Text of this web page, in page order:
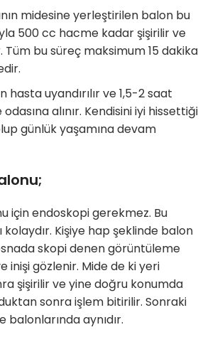
midesine yerleştirilen balon bu
500 cc hacme kadar şişirilir ve
Tüm bu süreç maksimum 15 dakika
hasta uyandırılır ve 1,5-2 saat
alınır. Kendisini iyi hissettiği
günlük yaşamına devam
için endoskopi gerekmez. Bu
kolaydır. Kişiye hap şeklinde balon
skopi denen görüntüleme
inişi gözlenir. Mide de ki yeri
şişirilir ve yine doğru konumda
sonra işlem bitirilir. Sonraki
aynıdır.